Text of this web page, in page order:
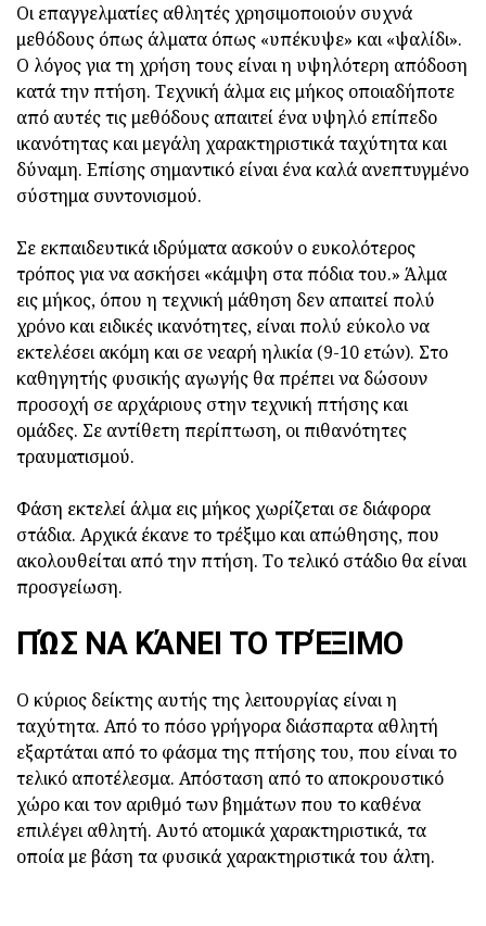
Οι επαγγελματίες αθλητές χρησιμοποιούν συχνά
μεθόδους όπως άλματα όπως «υπέκυψε» και «ψαλίδι».
Ο λόγος για τη χρήση τους είναι η υψηλότερη απόδοση
κατά την πτήση. Τεχνική άλμα εις μήκος οποιαδήποτε
από αυτές τις μεθόδους απαιτεί ένα υψηλό επίπεδο
ικανότητας και μεγάλη χαρακτηριστικά ταχύτητα και
δύναμη. Επίσης σημαντικό είναι ένα καλά ανεπτυγμένο
σύστημα συντονισμού.
Σε εκπαιδευτικά ιδρύματα ασκούν ο ευκολότερος
τρόπος για να ασκήσει «κάμψη στα πόδια του.» Άλμα
εις μήκος, όπου η τεχνική μάθηση δεν απαιτεί πολύ
χρόνο και ειδικές ικανότητες, είναι πολύ εύκολο να
εκτελέσει ακόμη και σε νεαρή ηλικία (9-10 ετών). Στο
καθηγητής φυσικής αγωγής θα πρέπει να δώσουν
προσοχή σε αρχάριους στην τεχνική πτήσης και
ομάδες. Σε αντίθετη περίπτωση, οι πιθανότητες
τραυματισμού.
Φάση εκτελεί άλμα εις μήκος χωρίζεται σε διάφορα
στάδια. Αρχικά έκανε το τρέξιμο και απώθησης, που
ακολουθείται από την πτήση. Το τελικό στάδιο θα είναι
προσγείωση.
ΠΏΣ ΝΑ ΚΆΝΕΙ ΤΟ ΤΡΈΞΙΜΟ
Ο κύριος δείκτης αυτής της λειτουργίας είναι η
ταχύτητα. Από το πόσο γρήγορα διάσπαρτα αθλητή
εξαρτάται από το φάσμα της πτήσης του, που είναι το
τελικό αποτέλεσμα. Απόσταση από το αποκρουστικό
χώρο και τον αριθμό των βημάτων που το καθένα
επιλέγει αθλητή. Αυτό ατομικά χαρακτηριστικά, τα
οποία με βάση τα φυσικά χαρακτηριστικά του άλτη.